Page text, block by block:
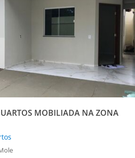
MOBILIADA NA ZONA